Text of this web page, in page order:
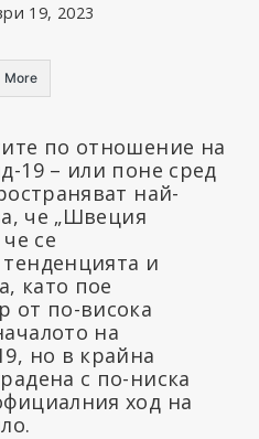
19, 2023
More
по отношение на
19 – или поне сред
най-
че „Швеция
се
и
като пое
от по-висока
на
но в крайна
с по-ниска
ход на